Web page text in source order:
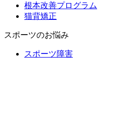
根本改善プログラム
猫背矯正
スポーツのお悩み
スポーツ障害